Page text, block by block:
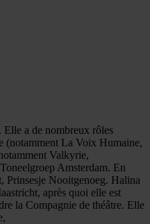
a de nombreux rôles
(notamment La Voix Humaine,
Valkyrie,
Amsterdam. En
Prinsesje Nooitgenoeg. Halina
après quoi elle est
la Compagnie de théâtre. Elle